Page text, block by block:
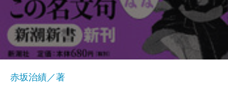
赤坂治績／著